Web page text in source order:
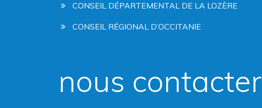
CONSEIL DÉPARTEMENTAL DE LA LOZÈRE
CONSEIL RÉGIONAL D’OCCITANIE
nous contacter